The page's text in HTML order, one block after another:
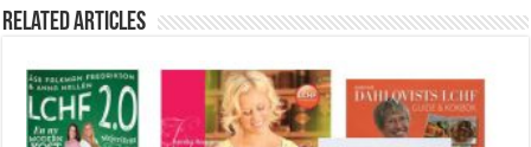
Related Articles